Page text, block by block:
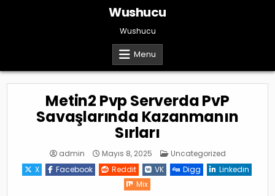
Wushucu
Wushucu
Menu
Metin2 Pvp Serverda PvP
Savaşlarında Kazanmanın
Sırları
admin Mayıs 8, 2025 Posted
Uncategorized
X
Facebook Reddit VK Digg
Linkedin
Mix